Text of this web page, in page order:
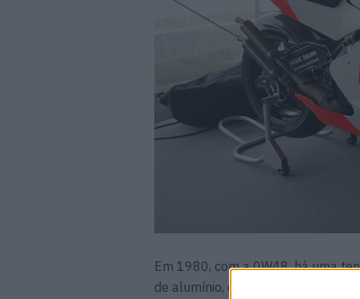
Em 1980, com a 0W48, há uma
de alumínio, que na 4ª prova do